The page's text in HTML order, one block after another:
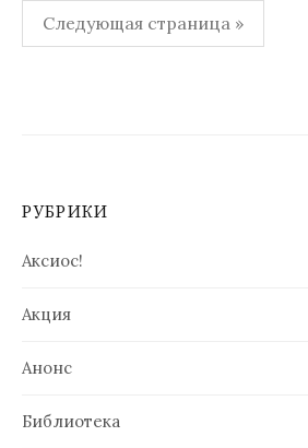
Навигация
по
Следующая страница »
РУБРИКИ
Аксиос!
Акция
Анонс
Библиотека